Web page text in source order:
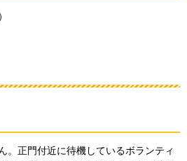
。正門付近に待機しているボランティ